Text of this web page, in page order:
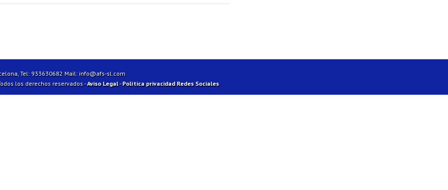
Tel: 933630682 Mail: info@afs-sl.com
los derechos reservados -Aviso Legal-Política privacidad Redes Sociales